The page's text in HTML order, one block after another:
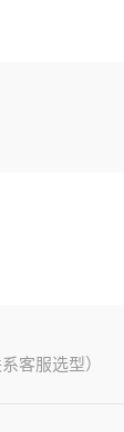
客服选型）